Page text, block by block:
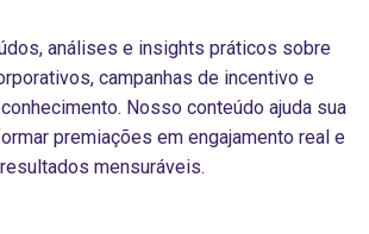
análises e insights práticos sobre
campanhas de incentivo e
Nosso conteúdo ajuda sua
premiações em engajamento real e
resultados mensuráveis.